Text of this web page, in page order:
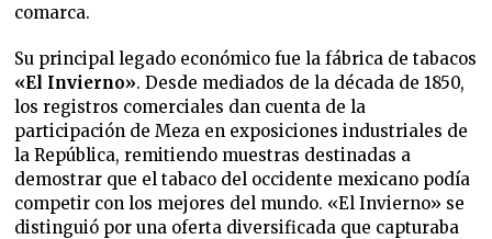
comarca.
Su principal legado económico fue la fábrica de tabacos
«El Invierno». Desde mediados de la década de 1850,
los registros comerciales dan cuenta de la
participación de Meza en exposiciones industriales de
la República, remitiendo muestras destinadas a
demostrar que el tabaco del occidente mexicano podía
competir con los mejores del mundo. «El Invierno» se
distinguió por una oferta diversificada que capturaba